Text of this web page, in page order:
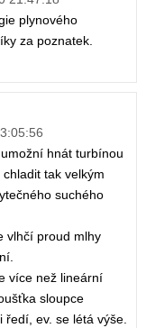
plynového
za poznatek.
hnát turbínou
tak velkým
suchého
vlhčí proud mlhy
více než lineární
sloupce
ředí, ev. se létá výše.